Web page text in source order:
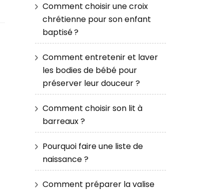
Comment choisir une croix
chrétienne pour son enfant
baptisé ?
Comment entretenir et laver
les bodies de bébé pour
préserver leur douceur ?
Comment choisir son lit à
barreaux ?
Pourquoi faire une liste de
naissance ?
Comment préparer la valise